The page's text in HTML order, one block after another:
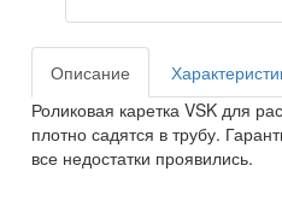
Описание
Роликовая каретка VSK для
плотно садятся в трубу.
все недостатки проявились.